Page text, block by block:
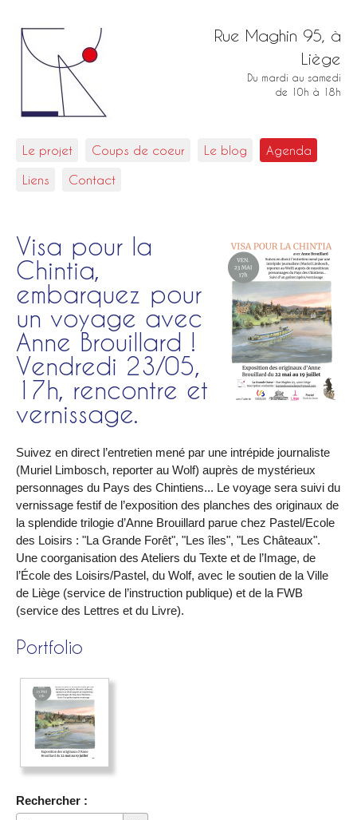
Rue Maghin 95, à
Liège
Du mardi au samedi
de 10h à 18h
Le projet Coups de coeur Le blog Agenda
Liens Contact
Visa pour la
Chintia,
embarquez pour
un voyage avec
Anne Brouillard !
Vendredi 23/05,
17h, rencontre et
vernissage.
Suivez en direct l’entretien mené par une intrépide journaliste
(Muriel Limbosch, reporter au Wolf) auprès de mystérieux
personnages du Pays des Chintiens... Le voyage sera suivi du
vernissage festif de l’exposition des planches des originaux de
la splendide trilogie d’Anne Brouillard parue chez Pastel/Ecole
des Loisirs : "La Grande Forêt", "Les îles", "Les Châteaux".
Une coorganisation des Ateliers du Texte et de l’Image, de
l’École des Loisirs/Pastel, du Wolf, avec le soutien de la Ville
de Liège (service de l’instruction publique) et de la FWB
(service des Lettres et du Livre).
Portfolio
Rechercher :